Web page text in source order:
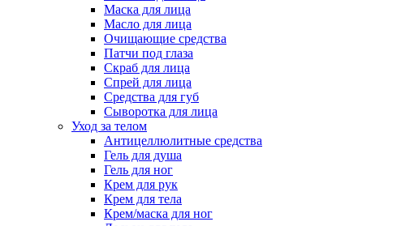
Маска для лица
Масло для лица
Очищающие средства
Патчи под глаза
Скраб для лица
Спрей для лица
Средства для губ
Сыворотка для лица
Уход за телом
Антицеллюлитные средства
Гель для душа
Гель для ног
Крем для рук
Крем для тела
Крем/маска для ног